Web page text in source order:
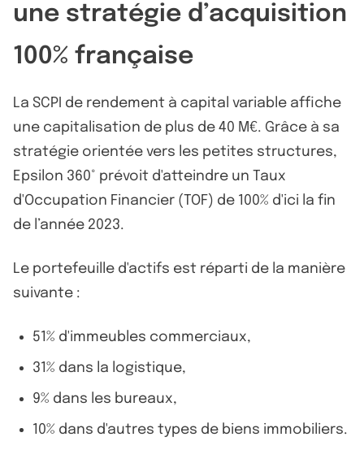
une stratégie d’acquisition
100% française
La SCPI de rendement à capital variable affiche
une capitalisation de plus de 40 M€. Grâce à sa
stratégie orientée vers les petites structures,
Epsilon 360° prévoit d'atteindre un Taux
d'Occupation Financier (TOF) de 100% d'ici la fin
de l’année 2023.
Le portefeuille d'actifs est réparti de la manière
suivante :
51% d'immeubles commerciaux,
31% dans la logistique,
9% dans les bureaux,
10% dans d'autres types de biens immobiliers.